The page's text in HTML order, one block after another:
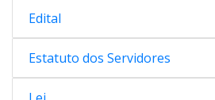
Edital
Estatuto dos Servidores